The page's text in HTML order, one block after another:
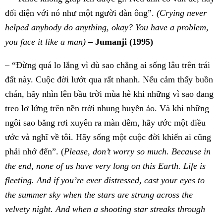
đối diện với nó như một người đàn ông”. (Crying never
helped anybody do anything, okay? You have a problem,
you face it like a man) – Jumanji (1995)
– “Đừng quá lo lắng vì dù sao chẳng ai sống lâu trên trái
đất này. Cuộc đời lướt qua rất nhanh. Nếu cảm thấy buồn
chán, hãy nhìn lên bầu trời mùa hè khi những vì sao đang
treo lơ lửng trên nền trời nhung huyền ảo. Và khi những
ngôi sao băng rơi xuyên ra màn đêm, hãy ước một điều
ước và nghĩ về tôi. Hãy sống một cuộc đời khiến ai cũng
phải nhớ đến”. (Please, don’t worry so much. Because in
the end, none of us have very long on this Earth. Life is
fleeting. And if you’re ever distressed, cast your eyes to
the summer sky when the stars are strung across the
velvety night. And when a shooting star streaks through